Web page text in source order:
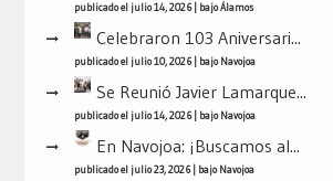
publicado el julio 14, 2026| bajoÁlamos
Celebraron 103 Aniversari...
publicado el julio 10, 2026| bajo Navojoa
Se Reunió Javier Lamarque...
publicado el julio 14, 2026| bajo Navojoa
En Navojoa: ¡Buscamos al...
publicado el julio 23, 2026| bajo Navojoa